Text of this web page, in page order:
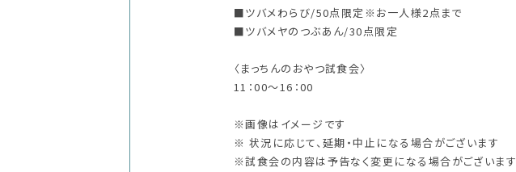
■ツバメわらび/50点限定※お一人様2点まで
■ツバメヤのつぶあん/30点限定
〈まっちんのおやつ試食会〉
11：00～16：00
※画像はイメージです
※ 状況に応じて、延期・中止になる場合がございます
※試食会の内容は予告なく変更になる場合がございます